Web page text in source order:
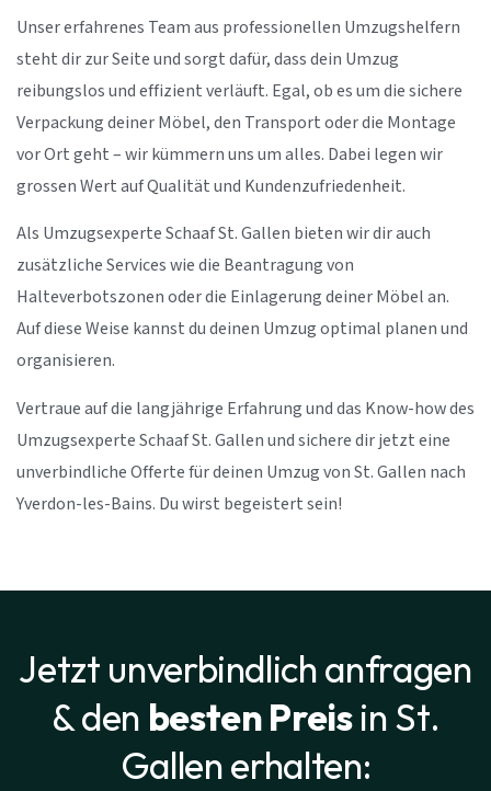
Unser erfahrenes Team aus professionellen Umzugshelfern
steht dir zur Seite und sorgt dafür, dass dein Umzug
reibungslos und effizient verläuft. Egal, ob es um die sichere
Verpackung deiner Möbel, den Transport oder die Montage
vor Ort geht – wir kümmern uns um alles. Dabei legen wir
grossen Wert auf Qualität und Kundenzufriedenheit.
Als Umzugsexperte Schaaf St. Gallen bieten wir dir auch
zusätzliche Services wie die Beantragung von
Halteverbotszonen oder die Einlagerung deiner Möbel an.
Auf diese Weise kannst du deinen Umzug optimal planen und
organisieren.
Vertraue auf die langjährige Erfahrung und das Know-how des
Umzugsexperte Schaaf St. Gallen und sichere dir jetzt eine
unverbindliche Offerte für deinen Umzug von St. Gallen nach
Yverdon-les-Bains. Du wirst begeistert sein!
Jetzt unverbindlich anfragen
& den besten Preisin St.
Gallen erhalten: